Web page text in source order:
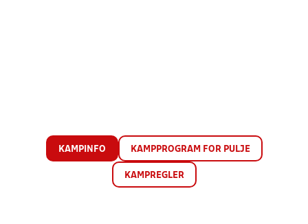
KAMPINFO KAMPPROGRAM FOR PULJE
KAMPREGLER